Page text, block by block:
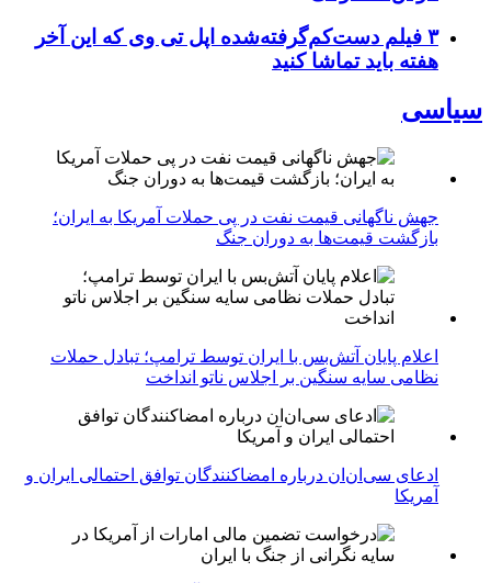
۳ فیلم دست‌کم‌گرفته‌شده اپل تی وی که این آخر
هفته باید تماشا کنید
سیاسی
جهش ناگهانی قیمت نفت در پی حملات آمریکا به ایران؛
بازگشت قیمت‌ها به دوران جنگ
اعلام پایان آتش‌بس با ایران توسط ترامپ؛ تبادل حملات
نظامی سایه سنگین بر اجلاس ناتو انداخت
ادعای سی‌ان‌ان درباره امضاکنندگان توافق احتمالی ایران و
آمریکا